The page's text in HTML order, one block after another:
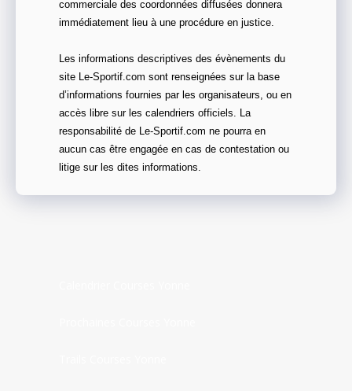
commerciale des coordonnées diffusées donnera
immédiatement lieu à une procédure en justice.
Les informations descriptives des évènements du
site Le-Sportif.com sont renseignées sur la base
d’informations fournies par les organisateurs, ou en
accès libre sur les calendriers officiels. La
responsabilité de Le-Sportif.com ne pourra en
aucun cas être engagée en cas de contestation ou
litige sur les dites informations.